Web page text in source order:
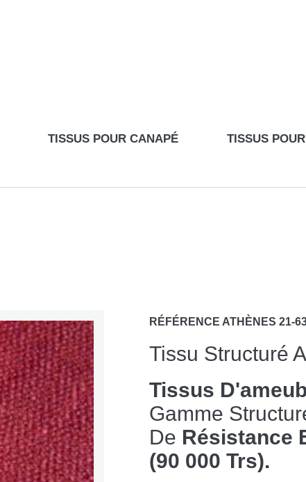
TISSUS POUR CANAPÉ TISSUS
RÉFÉRENCE ATHÈNES 21-
Tissu Structuré
Tissus
Gamme
De Résistance
(90 000 Trs).